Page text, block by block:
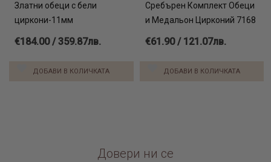
Златни обеци с бели
циркони-11мм
€184.00 / 359.87лв.
ДОБАВИ В КОЛИЧКАТА
Сребърен Комплект Обеци
и Медальон Цирконий 7168
€61.90 / 121.07лв.
ДОБАВИ В КОЛИЧКАТА
Довери ни се